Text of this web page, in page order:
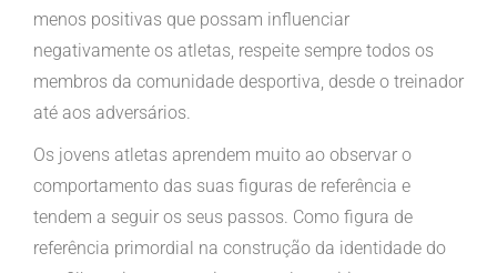
menos positivas que possam influenciar
negativamente os atletas, respeite sempre todos os
membros da comunidade desportiva, desde o treinador
até aos adversários.
Os jovens atletas aprendem muito ao observar o
comportamento das suas figuras de referência e
tendem a seguir os seus passos. Como figura de
referência primordial na construção da identidade do